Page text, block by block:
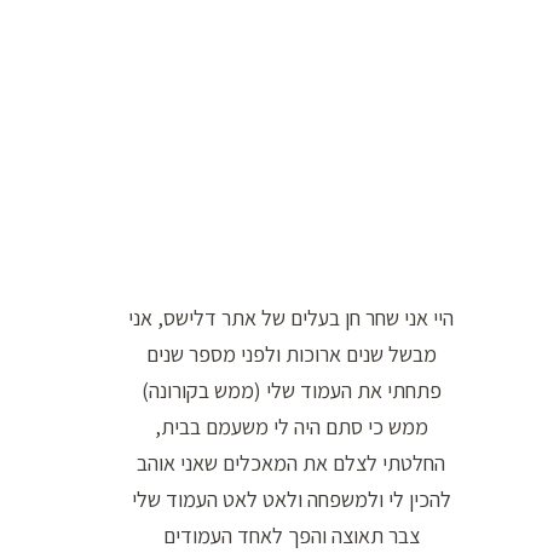
היי אני שחר חן בעלים של אתר דלישס, אני
מבשל שנים ארוכות ולפני מספר שנים
פתחתי את העמוד שלי (ממש בקורונה)
ממש כי סתם היה לי משעמם בבית,
החלטתי לצלם את המאכלים שאני אוהב
להכין לי ולמשפחה ולאט לאט העמוד שלי
צבר תאוצה והפך לאחד העמודים